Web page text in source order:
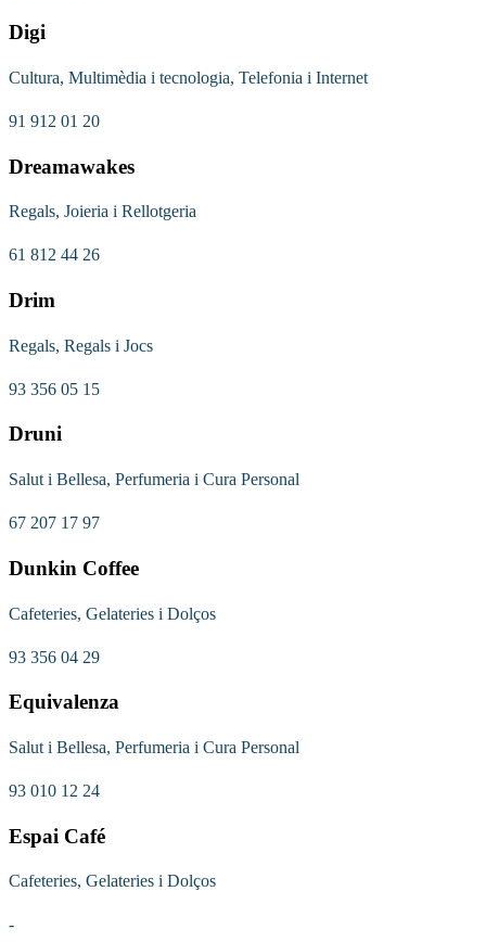
Digi
Cultura, Multimèdia i tecnologia, Telefonia i Internet
91 912 01 20
Dreamawakes
Regals, Joieria i Rellotgeria
61 812 44 26
Drim
Regals, Regals i Jocs
93 356 05 15
Druni
Salut i Bellesa, Perfumeria i Cura Personal
67 207 17 97
Dunkin Coffee
Cafeteries, Gelateries i Dolços
93 356 04 29
Equivalenza
Salut i Bellesa, Perfumeria i Cura Personal
93 010 12 24
Espai Café
Cafeteries, Gelateries i Dolços
-